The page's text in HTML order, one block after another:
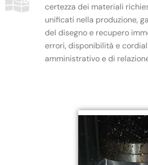
certezza dei materiali
unificati nella produzione,
del disegno e recupero
errori, disponibilità e
amministrativo e di